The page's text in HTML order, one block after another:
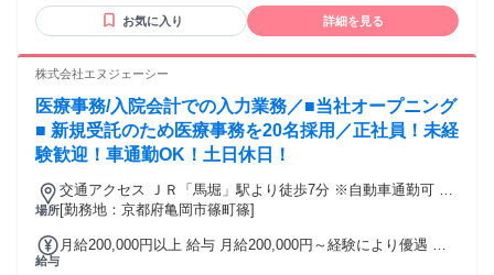
くことも好きな方 ・誰かの役に立つお仕事がしたい方 ・自分
に合った働き方を見つけたい方 ・サポート体制が充実してい
前向きに業務に取り組むことができる方など♪ 気になった方は
お気に入り 詳細を見る
株式会社エヌジェーシー
医療事務/入院会計での入力業務／■当社オープニング
■ 新規受託のため医療事務を20名採用／正社員！未経
験歓迎！車通勤OK！土日休日！
場所
交通アクセス ＪＲ「馬堀」駅より徒歩7分 ※自動車通勤可 ※
駐車場有（有料）
[勤務地：京都府亀岡市篠町篠]
給与
月給200,000円以上 給与 月給200,000円～経験により優遇 ※